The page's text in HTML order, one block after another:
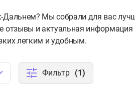
Дальнем? Мы собрали для вас
отзывы и актуальная
легким и удобным.
Фильтр (1)